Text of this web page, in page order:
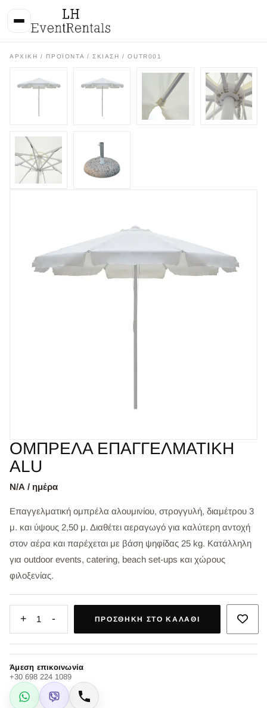
ΑΡΧΙΚΉ / ΠΡΟΪΌΝΤΑ /ΣΚΙΑΣΗ / OUTR001
ΟΜΠΡΕΛΑ ΕΠΑΓΓΕΛΜΑΤΙΚΗ
ALU
Ν/Α / ημέρα
Επαγγελματική ομπρέλα αλουμινίου, στρογγυλή, διαμέτρου 3
μ. και ύψους 2,50 μ. Διαθέτει αεραγωγό για καλύτερη αντοχή
στον αέρα και παρέχεται με βάση ψηφίδας 25 kg. Κατάλληλη
για outdoor events, catering, beach set-ups και χώρους
φιλοξενίας.
+ 1 - ΠΡΟΣΘΉΚΗ ΣΤΟ ΚΑΛΆΘΙ
Άμεση επικοινωνία
+30 698 224 1089
WhatsApp
Viber Κλήση